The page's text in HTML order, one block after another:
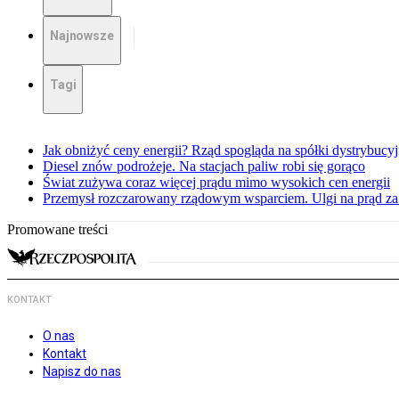
Najnowsze
Tagi
Jak obniżyć ceny energii? Rząd spogląda na spółki
Diesel znów podrożeje. Na stacjach paliw robi się gorąco
Świat zużywa coraz więcej prądu mimo wysokich cen energii
Przemysł rozczarowany rządowym wsparciem. Ulgi na prąd za
Promowane treści
KONTAKT
O nas
Kontakt
Napisz do nas